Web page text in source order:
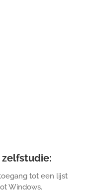
tot een lijst
Windows.